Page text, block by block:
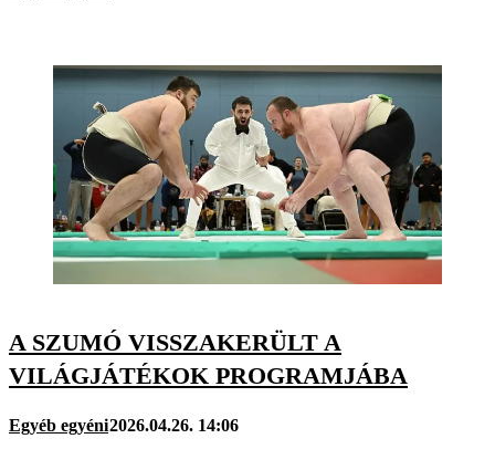
A SZUMÓ VISSZAKERÜLT A
VILÁGJÁTÉKOK PROGRAMJÁBA
Egyéb egyéni2026.04.26. 14:06